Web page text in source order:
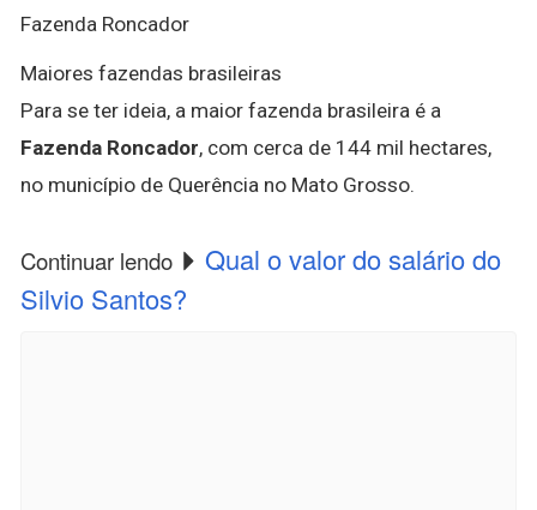
Fazenda Roncador
Maiores fazendas brasileiras
Para se ter ideia, a maior fazenda brasileira é a
Fazenda Roncador, com cerca de 144 mil hectares,
no município de Querência no Mato Grosso.
Continuar lendo
Qual o valor do salário do
Silvio Santos?